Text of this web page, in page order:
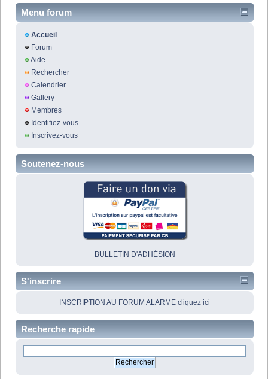
Menu forum
Accueil
Forum
Aide
Rechercher
Calendrier
Gallery
Membres
Identifiez-vous
Inscrivez-vous
Soutenez-nous
BULLETIN D'ADHÉSION
S'inscrire
INSCRIPTION AU FORUM ALARME cliquez ici
Recherche rapide